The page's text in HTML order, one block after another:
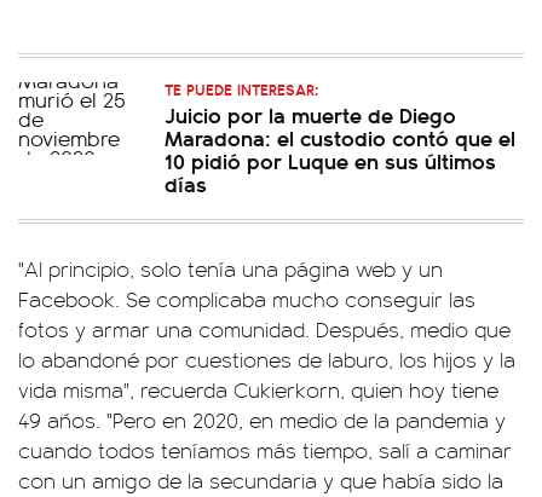
TE PUEDE INTERESAR:
Juicio por la muerte de Diego
Maradona: el custodio contó que el
10 pidió por Luque en sus últimos
días
"Al principio, solo tenía una página web y un
Facebook. Se complicaba mucho conseguir las
fotos y armar una comunidad. Después, medio que
lo abandoné por cuestiones de laburo, los hijos y la
vida misma", recuerda Cukierkorn, quien hoy tiene
49 años. "Pero en 2020, en medio de la pandemia y
cuando todos teníamos más tiempo, salí a caminar
con un amigo de la secundaria y que había sido la